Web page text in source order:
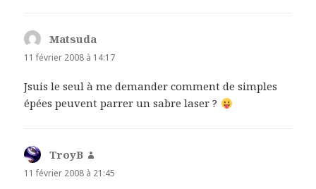
Matsuda
11 février 2008 à 14:17
Jsuis le seul à me demander comment de simples
épées peuvent parrer un sabre laser ?
TroyB
11 février 2008 à 21:45